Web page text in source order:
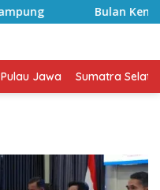
Bulan
Pulau Jawa Sumatra